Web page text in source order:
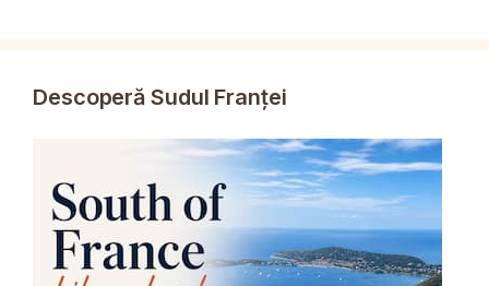
Descoperă Sudul Franței